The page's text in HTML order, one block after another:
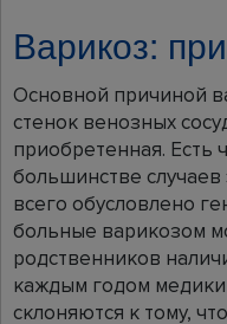
Варикоз:
Основной причиной
стенок венозных
приобретенная. Есть
большинстве
всего обусловлено
больные варикозом
родственников
каждым годом
склоняются к тому,